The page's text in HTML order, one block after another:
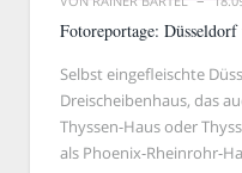
Fotoreportage: Düsseldorf
Selbst eingefleischte
Dreischeibenhaus, das
Thyssen-Haus oder
als Phoenix-Rheinrohr-